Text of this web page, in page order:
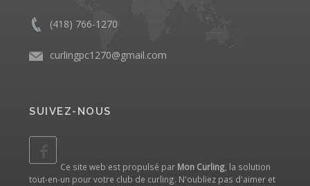
(418) 766-1270
curlingpc1270@gmail.com
SUIVEZ-NOUS
Ce site web est propulsé par Mon Curling , la solution
tout-en-un pour votre club de curling. N'oubliez pas d'aimer et